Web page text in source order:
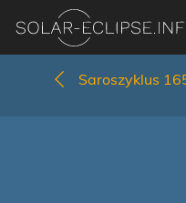
Saroszyklus